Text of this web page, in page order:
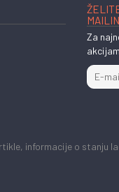
Za
informacije o stanju